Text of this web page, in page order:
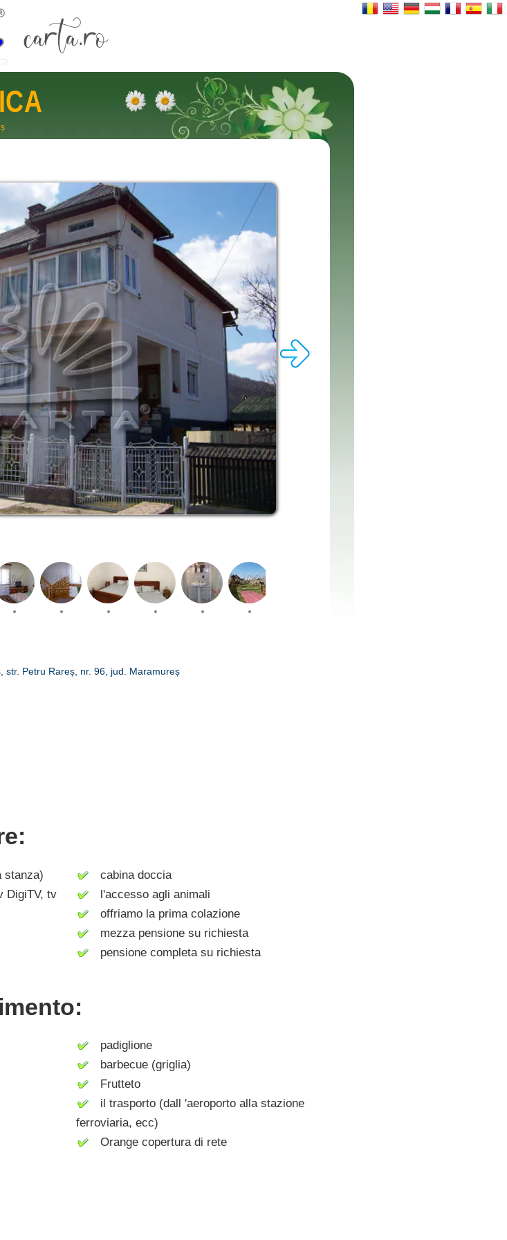
, str. Petru Rareș, nr. 96, jud. Maramureș
stanza)
DigiTV, tv
cabina doccia
l'accesso agli animali
offriamo la prima colazione
mezza pensione su richiesta
pensione completa su richiesta
padiglione
barbecue (griglia)
Frutteto
il trasporto (dall 'aeroporto alla stazione
ferroviaria, ecc)
Orange copertura di rete